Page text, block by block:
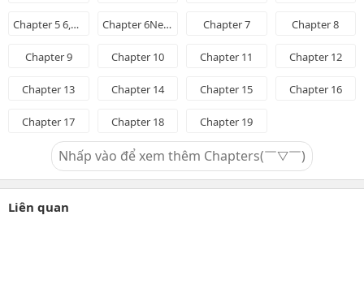
Chapter 5 6,5494d ago Chapter 6New 8,6072d ago Chapter 7 Chapter 8
Chapter 9 Chapter 10 Chapter 11 Chapter 12
Chapter 13 Chapter 14 Chapter 15 Chapter 16
Chapter 17 Chapter 18 Chapter 19
Nhấp vào để xem thêm Chapters(￣▽￣)
Liên quan